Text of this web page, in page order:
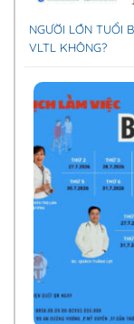
NGƯỜI LỚN TUỔI
VLTL KHÔNG?